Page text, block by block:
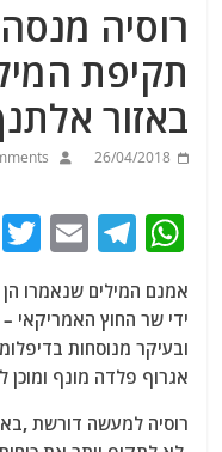
רוסיה
תקיפת
באזור
26/04/2018
W
at
s
A
p
T
e
g
ra
m
E
ai
l
אמנם המילים שנאמרו הן
ידי שר החוץ האמריקאי
ובעיקר מנוסחות
אגרוף פלדה מונף ומוכן